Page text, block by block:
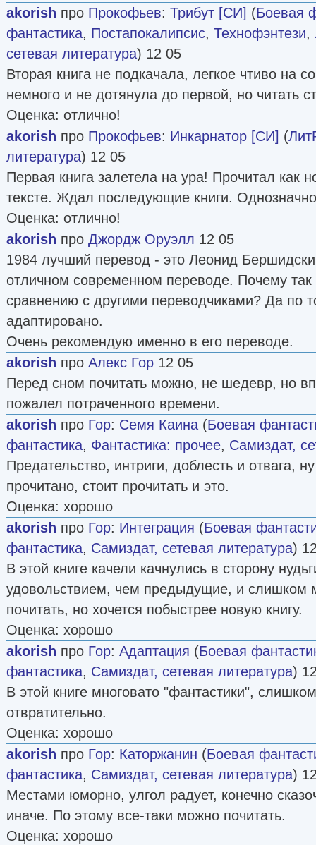
akorish про Прокофьев: Трибут [СИ] (Боевая
фантастика, Постапокалипсис, Технофэнтези,
сетевая литература) 12 05
Вторая книга не подкачала, легкое чтиво на
немного и не дотянула до первой, но читать
Оценка: отлично!
akorish про Прокофьев: Инкарнатор [СИ] (
литература) 12 05
Первая книга залетела на ура! Прочитал как
тексте. Ждал последующие книги.
Оценка: отлично!
akorish про Джордж Оруэлл 12 05
1984 лучший перевод - это Леонид
отличном современном переводе. Почему так
сравнению с другими переводчиками? Да по
адаптировано.
Очень рекомендую именно в его переводе.
akorish про Алекс Гор 12 05
Перед сном почитать можно, не шедевр, но
пожалел потраченного времени.
akorish про Гор: Семя Каина (Боевая
фантастика, Фантастика: прочее, Самиздат,
Предательство, интриги, доблесть и отвага,
прочитано, стоит прочитать и это.
Оценка: хорошо
akorish про Гор: Интеграция (Боевая
фантастика, Самиздат, сетевая литература)
В этой книге качели качнулись в сторону
удовольствием, чем предыдущие, и слишком
почитать, но хочется побыстрее новую книгу.
Оценка: хорошо
akorish про Гор: Адаптация (Боевая
фантастика, Самиздат, сетевая литература)
В этой книге многовато "фантастики",
отвратительно.
Оценка: хорошо
akorish про Гор: Каторжанин (Боевая
фантастика, Самиздат, сетевая литература)
Местами юморно, улгол радует, конечно
иначе. По этому все-таки можно почитать.
Оценка: хорошо